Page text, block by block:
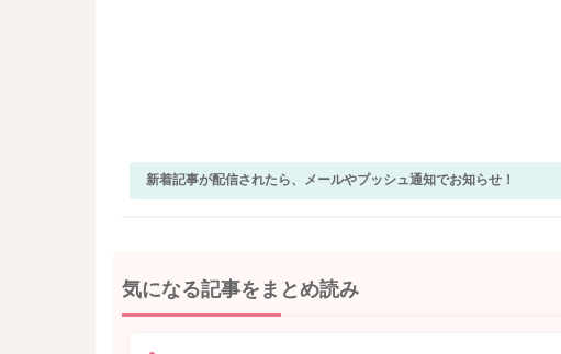
新着記事が配信されたら、メールやプッシュ通知でお知らせ！
気になる記事をまとめ読み